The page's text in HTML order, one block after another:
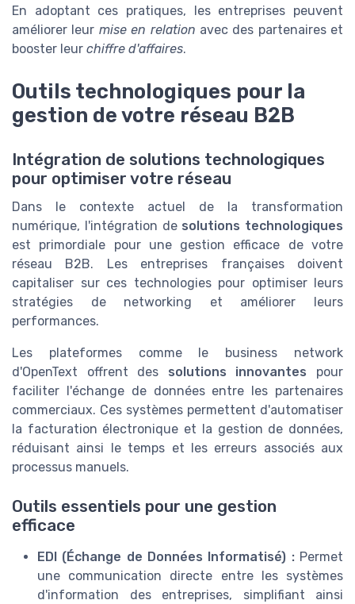
En adoptant ces pratiques, les entreprises peuvent
améliorer leur mise en relation avec des partenaires et
booster leur chiffre d'affaires.
Outils technologiques pour la
gestion de votre réseau B2B
Intégration de solutions technologiques
pour optimiser votre réseau
Dans le contexte actuel de la transformation
numérique, l'intégration de solutions technologiques
est primordiale pour une gestion efficace de votre
réseau B2B. Les entreprises françaises doivent
capitaliser sur ces technologies pour optimiser leurs
stratégies de networking et améliorer leurs
performances.
Les plateformes comme le business network
d'OpenText offrent des solutions innovantes pour
faciliter l'échange de données entre les partenaires
commerciaux. Ces systèmes permettent d'automatiser
la facturation électronique et la gestion de données,
réduisant ainsi le temps et les erreurs associés aux
processus manuels.
Outils essentiels pour une gestion
efficace
EDI (Échange de Données Informatisé) :Permet
une communication directe entre les systèmes
d'information des entreprises, simplifiant ainsi